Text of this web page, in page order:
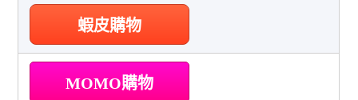
蝦皮購物
MOMO購物